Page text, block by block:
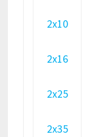
2х10
2х16
2х25
2х35